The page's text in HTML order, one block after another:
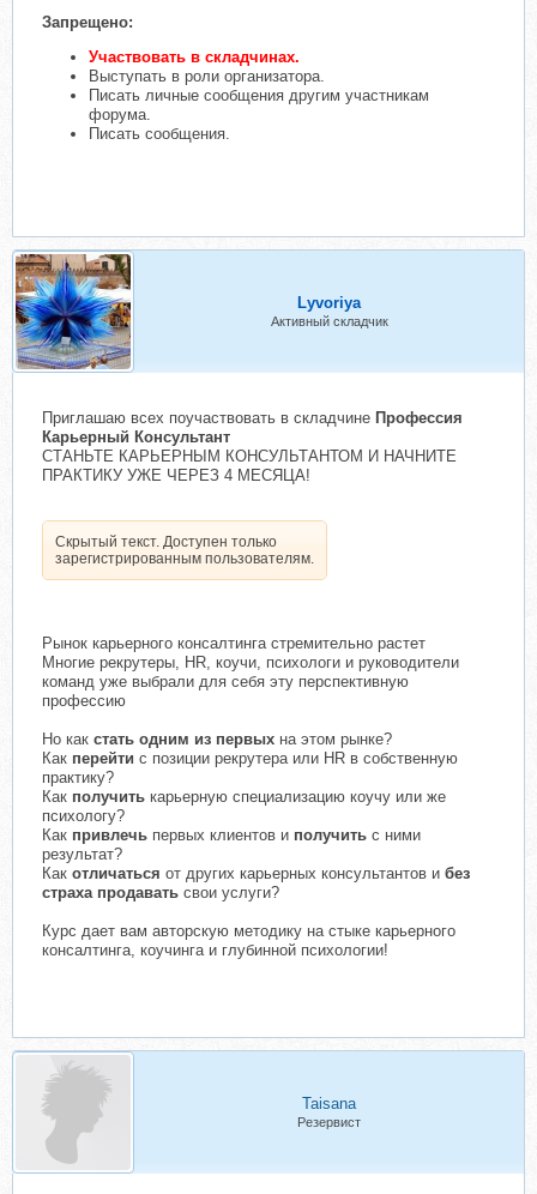
Запрещено:
Участвовать в складчинах.
Выступать в роли организатора.
Писать личные сообщения другим участникам
форума.
Писать сообщения.
Lyvoriya
Активный складчик
Приглашаю всех поучаствовать в складчине Профессия
Карьерный Консультант
СТАНЬТЕ КАРЬЕРНЫМ КОНСУЛЬТАНТОМ И НАЧНИТЕ
ПРАКТИКУ УЖЕ ЧЕРЕЗ 4 МЕСЯЦА!
Скрытый текст. Доступен только
зарегистрированным пользователям.
Рынок карьерного консалтинга стремительно растет
Многие рекрутеры, HR, коучи, психологи и руководители
команд уже выбрали для себя эту перспективную
профессию
Но как стать одним из первых на этом рынке?
Как перейти с позиции рекрутера или HR в собственную
практику?
Как получить карьерную специализацию коучу или же
психологу?
Как привлечь первых клиентов и получить с ними
результат?
Как отличаться от других карьерных консультантов и без
страха продавать свои услуги?
Курс дает вам авторскую методику на стыке карьерного
консалтинга, коучинга и глубинной психологии!
Taisana
Резервист